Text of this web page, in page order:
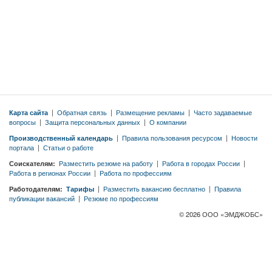
Карта сайта | Обратная связь | Размещение рекламы | Часто задаваемые
вопросы | Защита персональных данных | О компании
Производственный календарь | Правила пользования ресурсом | Новости
портала | Статьи о работе
Соискателям: Разместить резюме на работу | Работа в городах России |
Работа в регионах России | Работа по профессиям
Работодателям: Тарифы | Разместить вакансию бесплатно | Правила
публикации вакансий | Резюме по профессиям
© 2026 ООО «ЭМДЖОБС»